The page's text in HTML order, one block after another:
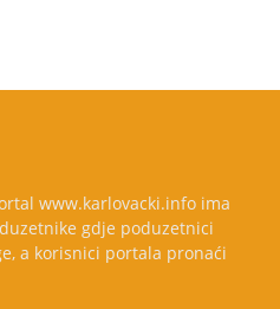
www.karlovacki.info ima
gdje poduzetnici
a korisnici portala pronaći